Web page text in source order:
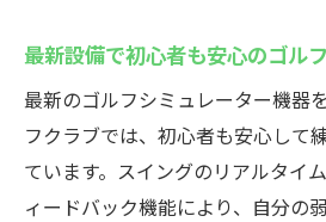
高崎のゴルフレッスンで
快適な個室空間で集中
オンライン予約でスム
シミュレーションゴル
最新設備で初心者も安心のゴル
最新のゴルフシミュレーター機器
フクラブでは、初心者も安心して
ています。スイングのリアルタイ
ィードバック機能により、自分の